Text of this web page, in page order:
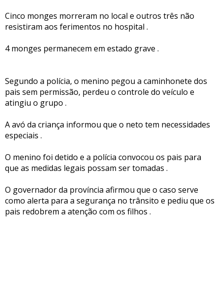
Cinco monges morreram no local e outros três não
resistiram aos ferimentos no hospital .
4 monges permanecem em estado grave .
Segundo a polícia, o menino pegou a caminhonete dos
pais sem permissão, perdeu o controle do veículo e
atingiu o grupo .
A avó da criança informou que o neto tem necessidades
especiais .
O menino foi detido e a polícia convocou os pais para
que as medidas legais possam ser tomadas .
O governador da província afirmou que o caso serve
como alerta para a segurança no trânsito e pediu que os
pais redobrem a atenção com os filhos .